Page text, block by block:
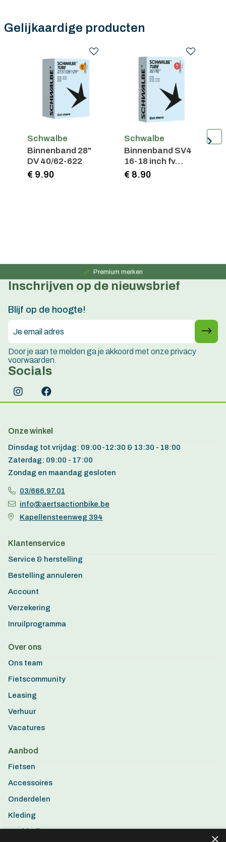
Gelijkaardige producten
Schwalbe
Binnenband 28"
DV 40/62-622
€ 9.90
Schwalbe
Binnenband SV4
16-18 inch fv
40mm
€ 8.90
Premium merken
Persoonlijk advies
Inschrijven op de nieuwsbrief
Blijf op de hoogte!
Door je aan te melden ga je akkoord met onze privacy
voorwaarden.
Socials
Onze winkel
Dinsdag tot vrijdag: 09:00-12:30 & 13:30 - 18:00
Zaterdag: 09:00 - 17:00
Zondag en maandag gesloten
03/666.97.01
info@aertsactionbike.be
Kapellensteenweg 394
Klantenservice
Service & herstelling
Bestelling annuleren
Account
Verzekering
Inruilprogramma
Over ons
Ons team
Fietscommunity
Leasing
Verhuur
Vacatures
Aanbod
Fietsen
Accessoires
Onderdelen
Kleding
Aanbiedingen